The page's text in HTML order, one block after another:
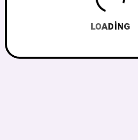
LOADING